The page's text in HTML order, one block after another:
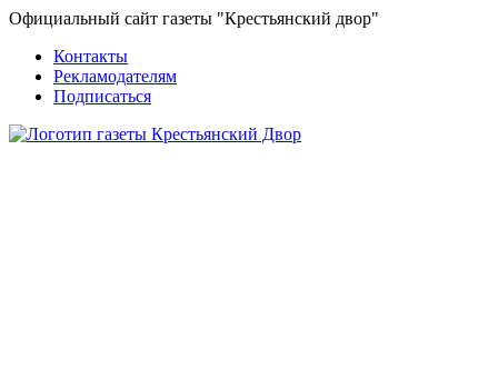
Официальный сайт газеты "Крестьянский двор"
Контакты
Рекламодателям
Подписаться